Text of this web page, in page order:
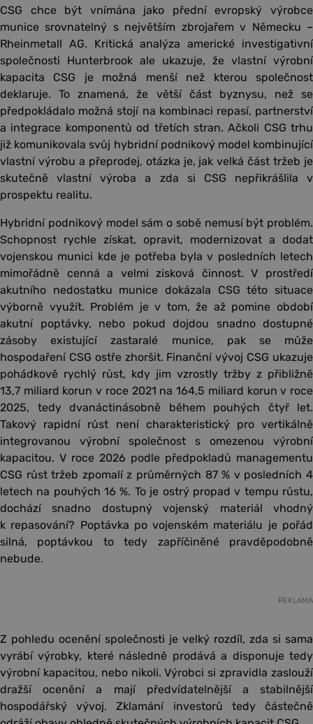
CSG chce být vnímána jako přední evropský výrobce
munice srovnatelný s největším zbrojařem v Německu –
Rheinmetall AG. Kritická analýza americké investigativní
společnosti Hunterbrook ale ukazuje, že vlastní výrobní
kapacita CSG je možná menší než kterou společnost
deklaruje. To znamená, že větší část byznysu, než se
předpokládalo možná stojí na kombinaci repasí, partnerství
a integrace komponentů od třetích stran. Ačkoli CSG trhu
již komunikovala svůj hybridní podnikový model kombinující
vlastní výrobu a přeprodej, otázka je, jak velká část tržeb je
skutečně vlastní výroba a zda si CSG nepřikrášlila v
prospektu realitu.
Hybridní podnikový model sám o sobě nemusí být problém.
Schopnost rychle získat, opravit, modernizovat a dodat
vojenskou munici kde je potřeba byla v posledních letech
mimořádně cenná a velmi zisková činnost. V prostředí
akutního nedostatku munice dokázala CSG této situace
výborně využít. Problém je v tom, že až pomine období
akutní poptávky, nebo pokud dojdou snadno dostupné
zásoby existující zastaralé munice, pak se může
hospodaření CSG ostře zhoršit. Finanční vývoj CSG ukazuje
pohádkově rychlý růst, kdy jim vzrostly tržby z přibližně
13,7 miliard korun v roce 2021 na 164,5 miliard korun v roce
2025, tedy dvanáctinásobně během pouhých čtyř let.
Takový rapidní růst není charakteristický pro vertikálně
integrovanou výrobní společnost s omezenou výrobní
kapacitou. V roce 2026 podle předpokladů managementu
CSG růst tržeb zpomalí z průměrných 87 % v posledních 4
letech na pouhých 16 %. To je ostrý propad v tempu růstu,
dochází snadno dostupný vojenský materiál vhodný
k repasování? Poptávka po vojenském materiálu je pořád
silná, poptávkou to tedy zapříčiněné pravděpodobně
nebude.
REKLAMA
Z pohledu ocenění společnosti je velký rozdíl, zda si sama
vyrábí výrobky, které následně prodává a disponuje tedy
výrobní kapacitou, nebo nikoli. Výrobci si zpravidla zaslouží
dražší ocenění a mají předvídatelnější a stabilnější
hospodářský vývoj. Zklamání investorů tedy částečně